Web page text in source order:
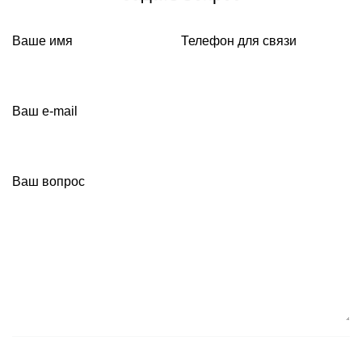
Ваше имя Телефон для связи
Ваш e-mail
Ваш вопрос